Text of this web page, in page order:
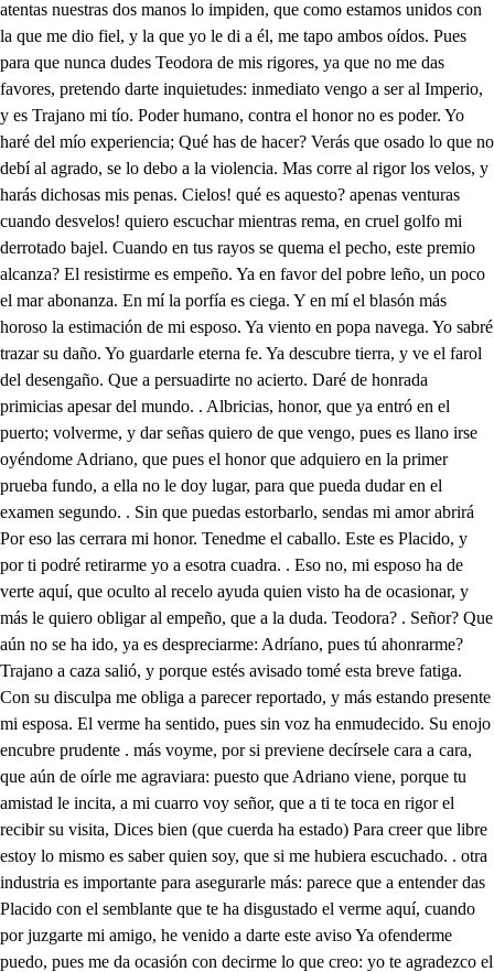
. otra industria es importante para asegurarle más: parece que a entender das Placido con el semblante que te ha disgustado el verme aquí, cuando por juzgarte mi amigo, he venido a darte este aviso Ya ofenderme puedo, pues me da ocasión con decirme lo que creo: yo te agradezco el deseo, más culpo la presunción; pues a juzgar poco sabio, aún decirlo es desairarme, que humana fuerza agraviarme pudiera, mas qué es agravio? Hablé con término injusto, si creyera, si pensara que hubiera quien disgustara mi sosiego, qué es disgusto? Herror fue del pensamiento; si se atreviera conmigo solo a intentarlo, que digo? Aún es ofensa el intento: viven los Cielos que hiciera en mí su riesgo seguro, y otra vez por ellos juro, que al que profano ofendiera estas paredes bizarras que al tiempo hermosas asisten, pues de mármoles se visten, y se tocan de pizarras: estos techos, que aunque mudos dan de mi nobleza avisos, ya el sincel habla en sus frisos, o el buril en sus escudos, antes de salir de aquí con su sangre lo manchara, y a ofenderme te matara a ti también. A mí? A ti, que al que osado estima en poco este padrón, que honra el viento si su mismo atrevimiento Dédalo soberbio, y loco, que en los peligros no teme: fingidas alas le dio, sabré cortárselas yo antes que el Sol se las queme. Por si acaso has disparado ese arpón contra mi esfera, yo por mí; y porque me espera de Roma el laurel sagrado, en tu casa, aunque blasones. las obren como tú piensas, no solo no causo ofensas, pero doy estimaciones; y no es vanidad la mía, pues para cualquier trofeo, que diligencie el deseo; o que emprenda la osadía, el pensar es vituperio que otras alas he buscado, cuando las suyas me han dados las Águilas del Imperio. Con que hasta el cielo temido del poder, sabré volar, donde hay rayos que arrojar contra el que fuere atrevido. Ya en vengar su impulso tardo. Este lance es el que quiero. Pues me provoca a qué espero? Pues me ocasiona a qué aguardo? Yo en mi brazo fío: Tienes hechas pruebas mi valor. Pues esta El Emperador. Gran honra. Digo, que viene a caza por esos cerros, con sus perros atraillados, que unos con otros atados parecengatos, y perros. Que así se haya dilatado la venganza de mi injuria. Que para estorbar mi furia entrase aqueste criado. Pues Adriano disponte a que vamos a encontrarle, en el monte he de matarle. Darele muerte en el monte. Julio mi enojo no entienda. Disimular determino. Yo salgo al real camino. Y yo tomo aquella senda. Castigue tanta locura. Vengue mi celosa pena. Dónde aguardo? El puesto ordena. Pues al bosque. A la espesura. Toma el caballo. Hoy venció mi enojo. Hoy muere el cobarde. Guiete el cielo. Él te guarde, para que te mate yo. Voy tras ellos, que a entender me dan, aunque lo han callado que aquí el disgusto han sembrado, y allá le van a coger. Ya el jabalí cruza el monte Ataja hacia la maleza, que según el viento pisa, mas que animal es comesa. Desde la región de un risco todo el boscaje penetra el bruto rayo, que espuma éxhala en vez de centellas: pero ya él lebrel manchado, que antes gemia en lacuerda, mas que los otros le sigue, calzado el pie de prestezas, ceñido el cuello de puas, armado el labio de presas; ya parece que acosado busca sagrado en las peñas: y así porque le atajemos, prevenid todos las flechas, y al encuentro le salgamos: y el que pudiere le advierta a Adriano cuando llengue, que me siga por la senda del bosque. Aunque yo lo escucho el aguardar aquí es fuerza a mi contrario, pues ya atadas dejo las riendas del caballo en aquel tronco, mas ya presuroso llega Placido, y para buscarme ligeramente se apea. Pues nos encubre Adriano aquesta verde trinchera de esmeralda, que abrió el Mayo, por fortificar la selva: de la lengua la arrogancia remite a la diligencia de la espada. Eso deseo. Entre aquestas árboledas se emboscan. Esto es, que vienen siguiéndonos ya. Pues entra tú por ese laberinto, que ha enredado la maleza del monte, que yo te sigo en sabiendo que se alejan. Menos estorbo hallaremos así. Luego doy la vuelta. Para lograr mi venganza es más remota, y secreta aquesta parte del bosque: mas penetrar su aspereza tan intrincada, Adriano no ha de poder, y así es fuerza para salir al camino volver a cobrar la senda, aunque el Sol quiere ponerse: hacia aquel rebazo sueña el estruendo de la caza. A tan espanto a fiera alcanzarla no es posible, que atrás el viento se deja. Ruido siento entre las ramas debe de ser que se acerca mi enemigo, pues el brío, y la espada se prevengan. Mas viendo un ciervo enramado de puntas, me elevo en el vejetativo bajel es de jarcías, coronado del Dios que persigo osado. en su frente la figura veo, y mi discurso apura, que labra en sola una pieza la vasa naturaleza, y la imagen la escultura. Como tiemblan a mi voz las aras de ese, que ignora mi fe? por librarse ahora, su cruz funda en la feroz testa de un bruto veloz: ya aunque al cielo que contemplo me atreva con duro ejemplo, al quererle derribar, como alcancaré el Altar siendo fugitivo el Templo. Luego si halla resistencia en tan adversa fortuna, ya va descubriendo alguna vislumbre de providencia: y quien hace, que en prensencia mía el animal aguarde, borrara con nuevo alarde en mí las señas de infiel, pues pado quitarle a él los resabios de cobarde, Adore este coronado Rey, que mostrando seberos en ojos, en vez de archeros viene de ganchos cercado: sino es que me ha presentado (sabiendo que le persigo) la batalla, y trae consigo de picas ese escuadrón, para que las armas son si se rinde el enemigo? Halla el más viejo anima! de esa especie, en los ganchosos números de sus copiosos años la suma cabal; mas tú por ser inmortal, sin cuenta a tu frente añades el que autor de las edades las cifra en ti todas juntas? y ansi no suman tus puntas lustros, si no eternidades. Mas bruto veloz, porque me dejas tan presto? espera. como es viento tu carrera cuando ya es fuegó mi fe? pero yo atrás te dejé, aunque tu igualas al viento, que puesto que alcancé atento al Dios con que ufano vas, en menos distancia, mas corrió mi conocimiento. Qué haré, que ya con la fría noche el mundo se cegó, y el Sol para mi salió, cuando a otros se muere el día; aguardaré la porfía de Adriano; mas si he visto la nueva luz, que conduisto porque tan remiso estoy? buscando el Bautismo voy para Confesar a Cristo. JORNADA SECUNDA Teodora? Placido, que te cansas en porfiar, mis dioses he de adorar, y entrega al tuyo tu fe, que son pensamientos vanos, que tenga culto debido un Dios que no es conocido entre los Dioses Romanos. Perdona justas licencias, y advierte que los sentidos de la urilidad vencidos estiman las experiencias. Apolo ese Dios luciente, que por nuestro bien camina, siendo su estación divina. salud de la humanajente, da en cada rayo un tesoro en nuestra común fatiga, el rojo campo lo diga, sazonando espigas de oro: y para el comercio humano en divtintos Horizontes, vuelve el alma de los montes rubio metal grano agrano. Baco en pan; panes opimos, si de su poder teríes, da colecha de rubies de sus dorados racimos. Flora, porque más te admire, hace en suaves olores monumentos de las flores adonde el Fénix espire: y si en su muerte olorosa las aromas escogiera, por calámbucos pidiera los capillos delarosa. Si efectos tan claros ves, y el Dios que tu pecho abona da espinas en la Corona, y da clavos en los pies, y esto lo advierte el sentido de ese Dios que has confesado, que aunque fuera imaginado me diera horror lo creído; como tu engaño desea que nos perdamos los dos, si los bienes de ese Dios no hay sentido que los crea? Si me tuvieras amor como Dios manda, perfecto, tuvieras mejor concepto de lo que te esta mejor. Aunque te estimo Teodora, por tu agradable hermosura, otra belleza más pura es la que mi pecho adora. Tu alma imagen de Dios adoro, mi amor advierte, porque viva de esta suerte amor eterno en los dos Ese Dios lucero ardiente que ve Regiones distintas, hace el mismo bien que pintas a los de ley diferente. Si le ultraja, si le adora el bárbaro más feroz, verás que en curso veloz le alegra, y sus campos dora. Pues si es repetida luz, sin premiar, ni castigar, y es luz que pudo eclipsar el Dios que murió en la Cruz, será su hermoso arrebol bello precursor que diga; que hay solo un Dios que castiga a los que adoran al Sol, Luz de Dios el Sol recibe, del solo es bien que la espere, y es turbarse cuando muere confesar que muere, y vive: porque acabarse, y morir sin majestad superior, no le diera al Sol temor para dejar de lucir. Mas confiesa la verdad, viendo que Cristo padece, y en cada luz que escurece pregona su eternidad. Pues si este Dios ultrajado por nuestra eterna salud, pudo en su misma virtud dejar al Sol eclipsado. Si tu Fe este bien merece, dime que poder tendrá si resucitado esta quién muriendo le escurece? A estas flores (dueño mío) blancas, azules, y rojas, que en las conchas de sus hojas beben al Alba el rocío, les dice esa luz vestida de resplandores tan claros, mirad que salgo a avisaros que debéis a Dios la vida. Y ellas que aliento reciben con cada nuevo arrebol, pasan más allá del Sol a confesar por quien viven. Dos hijos por prendas bellas de nuestro amor nos ha dado el Dios que yo he confesado, Dios del Sol, y las Estrellas. Advierte el bien de los dos, que sobre esas luces puras ofrece glorias seguras a quien le confiesa Dios. Confesarle, es merecer; sin fe, quién podrá gozar? La escala para alcanzar es comenzar a creer. Bienes ofreciendo estas eternos; pues dile aquí que me dé algunos a mí, por señal de los demás: que si estriba el merecer en llegarle a confesar, dile que me empiece a dar, y le empezaré a creer. Y pues tiene el bien sobrado, haganos bien a los dos, o pensaré que no es Dios quien se paga adelantado. Si en esos Cielos serenos tanto bien tu Dios guardó, para que aguarda que yo le pida, teniendo menos? Sabes que vengo a creer? Que tu Dios quiere sacar de lo que yo le he dar el bien que me ha de volver; conque la verdad infiero que necesita de mí, pues esta aguardando aquí a que yo le dé pri